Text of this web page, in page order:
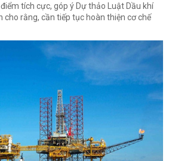
tích cực, góp ý Dự thảo Luật Dầu khí
cho rằng, cần tiếp tục hoàn thiện cơ chế